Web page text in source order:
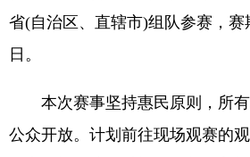
省(自治区、直辖市)组队参赛，赛
日。
本次赛事坚持惠民原则，所有
公众开放。计划前往现场观赛的